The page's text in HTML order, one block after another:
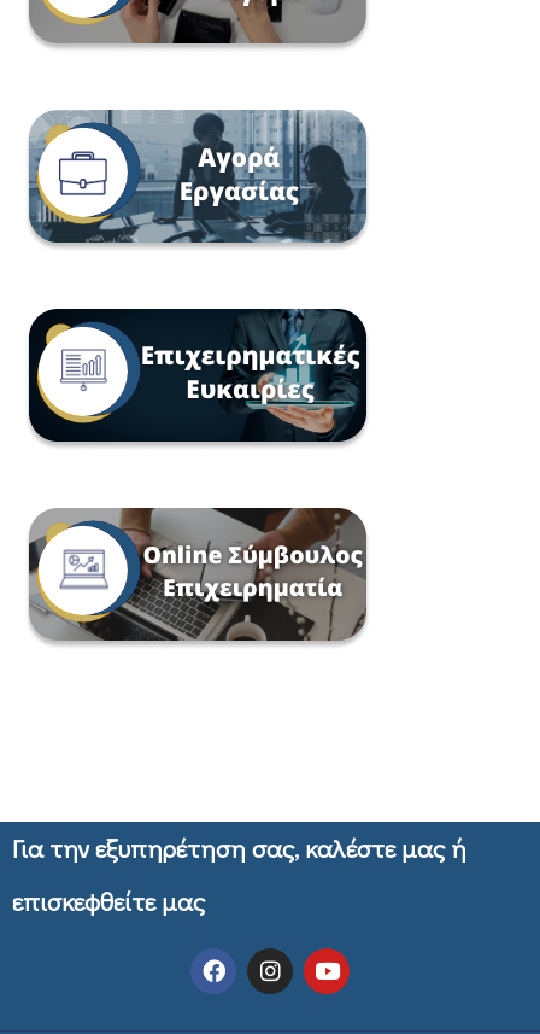
Για την εξυπηρέτηση σας, καλέστε μας ή
επισκεφθείτε μας